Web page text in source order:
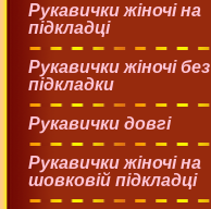
Рукавички жіночі на
підкладці
Рукавички жіночі без
підкладки
Рукавички довгі
Рукавички жіночі на
шовковій підкладці